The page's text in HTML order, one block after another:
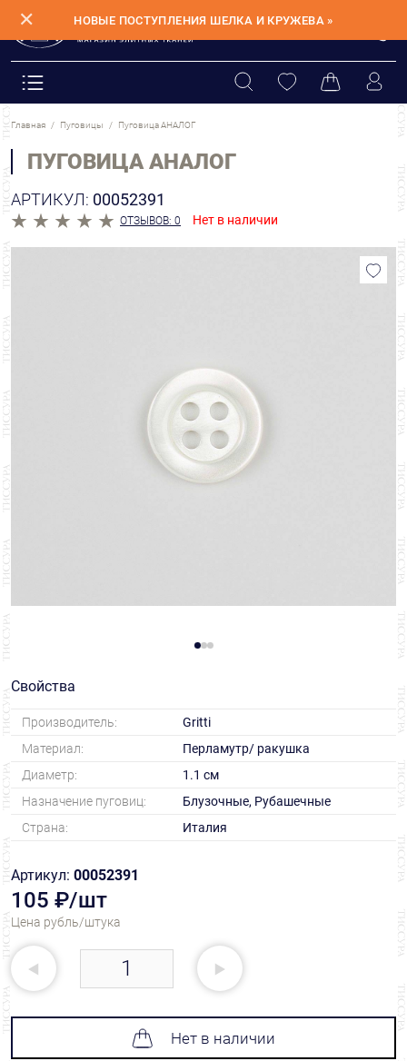
✕ НОВЫЕ ПОСТУПЛЕНИЯ ШЕЛКА И КРУЖЕВА »
Главная Пуговицы Пуговица АНАЛОГ
ПУГОВИЦА АНАЛОГ
АРТИКУЛ: 00052391
ОТЗЫВОВ: 0 Нет в наличии
Свойства
Производитель:
Gritti
Материал:
Перламутр/ ракушка
Диаметр:
1.1 см
Назначение пуговиц:
Блузочные, Рубашечные
Страна:
Италия
Артикул: 00052391
105 ₽/шт
Цена рубль/штука
Нет в наличии